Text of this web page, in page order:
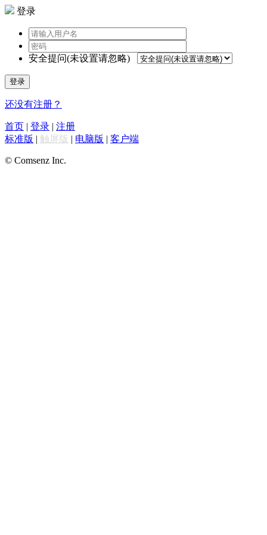
登录
安全提问(未设置请忽略)
登录
还没有注册？
首页 | 登录 | 注册
标准版 | 触屏版 | 电脑版 | 客户端
© Comsenz Inc.